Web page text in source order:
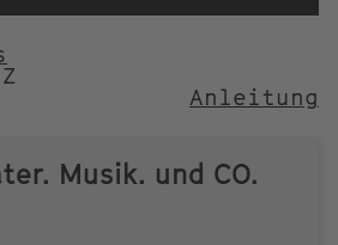
Anleitung
Musik. und CO.